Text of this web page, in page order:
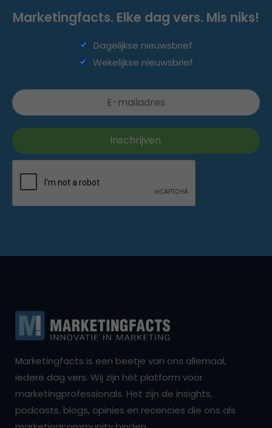
Marketingfacts. Elke dag vers. Mis niks!
Dagelijkse nieuwsbrief
Wekelijkse nieuwsbrief
Marketingfacts is een beetje van ons allemaal,
iedere dag vers. Wij zijn hét platform voor
marketingprofessionals. Het zijn de insights,
podcasts, blogs, opinies en recencies die ons als